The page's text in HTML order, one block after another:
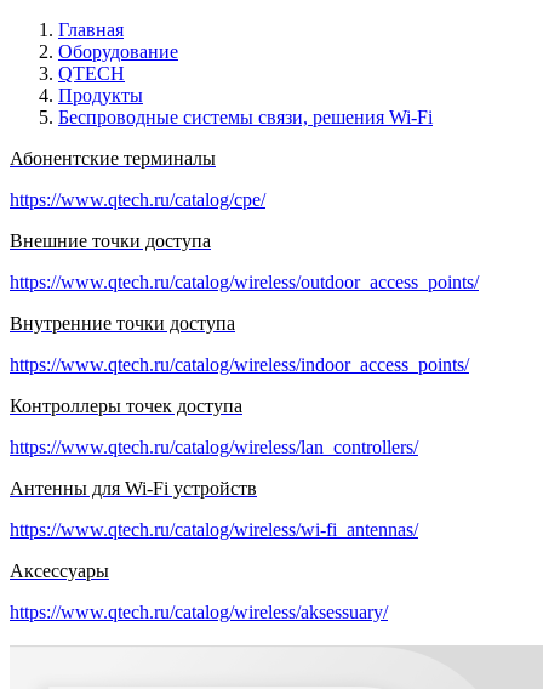
Главная
Оборудование
QTECH
Продукты
Беспроводные системы связи, решения Wi-Fi
Абонентские терминалы
https://www.qtech.ru/catalog/cpe/
Внешние точки доступа
https://www.qtech.ru/catalog/wireless/outdoor_access_points/
Внутренние точки доступа
https://www.qtech.ru/catalog/wireless/indoor_access_points/
Контроллеры точек доступа
https://www.qtech.ru/catalog/wireless/lan_controllers/
Антенны для Wi-Fi устройств
https://www.qtech.ru/catalog/wireless/wi-fi_antennas/
Аксессуары
https://www.qtech.ru/catalog/wireless/aksessuary/